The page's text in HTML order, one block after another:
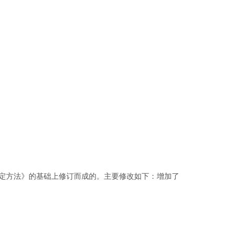
方法》的基础上修订而成的。主要修改如下：增加了